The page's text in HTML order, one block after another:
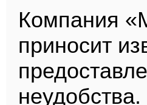
Компания
приносит